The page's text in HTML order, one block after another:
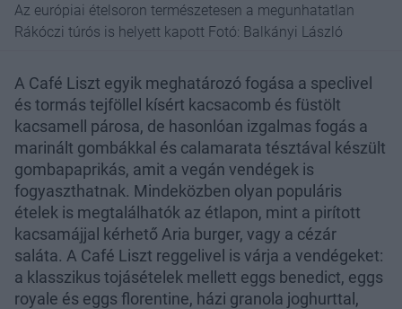
Az európiai ételsoron természetesen a megunhatatlan
Rákóczi túrós is helyett kapott Fotó: Balkányi László
A Café Liszt egyik meghatározó fogása a speclivel
és tormás tejföllel kísért kacsacomb és füstölt
kacsamell párosa, de hasonlóan izgalmas fogás a
marinált gombákkal és calamarata tésztával készült
gombapaprikás, amit a vegán vendégek is
fogyaszthatnak. Mindeközben olyan populáris
ételek is megtalálhatók az étlapon, mint a pirított
kacsamájjal kérhető Aria burger, vagy a cézár
saláta. A Café Liszt reggelivel is várja a vendégeket:
a klasszikus tojásételek mellett eggs benedict, eggs
royale és eggs florentine, házi granola joghurttal,